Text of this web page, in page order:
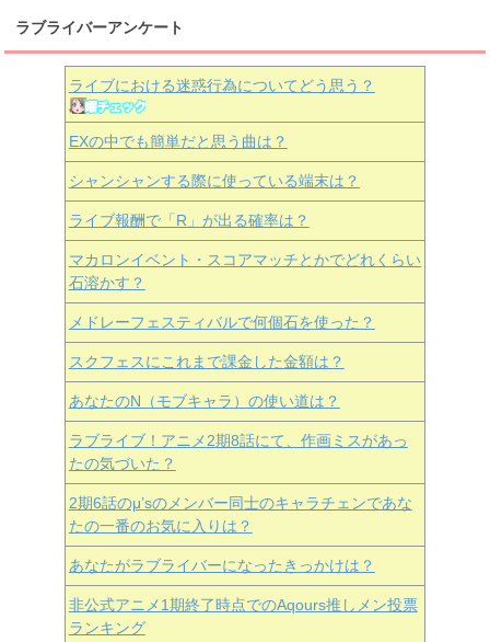
ラブライバーアンケート
ライブにおける迷惑行為についてどう思う？
EXの中でも簡単だと思う曲は？
シャンシャンする際に使っている端末は？
ライブ報酬で「R」が出る確率は？
マカロンイベント・スコアマッチとかでどれくらい
石溶かす？
メドレーフェスティバルで何個石を使った？
スクフェスにこれまで課金した金額は？
あなたのN（モブキャラ）の使い道は？
ラブライブ！アニメ2期8話にて、作画ミスがあっ
たの気づいた？
2期6話のμ’sのメンバー同士のキャラチェンであな
たの一番のお気に入りは？
あなたがラブライバーになったきっかけは？
非公式アニメ1期終了時点でのAqours推しメン投票
ランキング